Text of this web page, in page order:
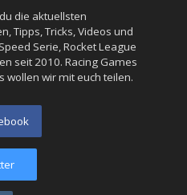
die aktuellsten
Tipps, Tricks, Videos und
Serie, Rocket League
seit 2010. Racing Games
wollen wir mit euch teilen.